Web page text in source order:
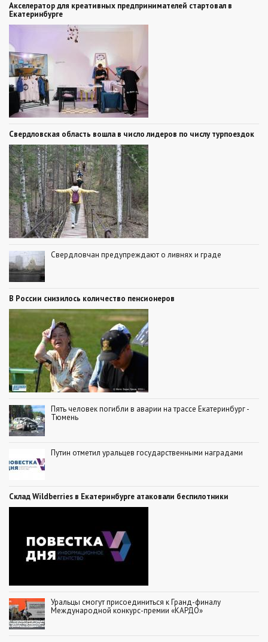
Акселератор для креативных предпринимателей стартовал в
Екатеринбурге
Свердловская область вошла в число лидеров по числу турпоездок
Свердловчан предупреждают о ливнях и граде
В России снизилось количество пенсионеров
Пять человек погибли в аварии на трассе Екатеринбург -
Тюмень
Путин отметил уральцев государственными наградами
Склад Wildberries в Екатеринбурге атаковали беспилотники
Уральцы смогут присоединиться к Гранд-финалу
Международной конкурс-премии «КАРДО»